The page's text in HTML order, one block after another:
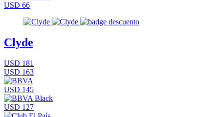
USD 66
Clyde
USD 181
USD 163
USD 145
USD 127